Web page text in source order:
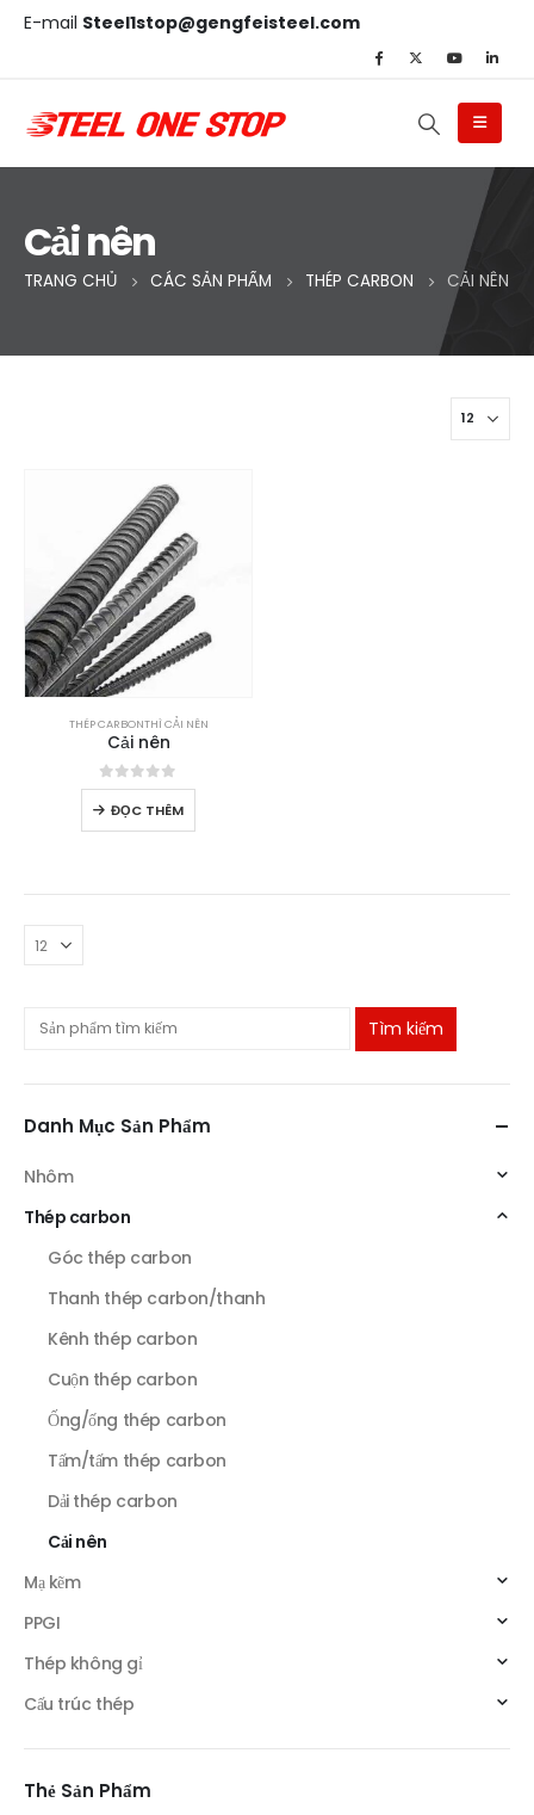
E-mail Steel1stop@gengfeisteel.com
Cải nên
TRANG CHỦ CÁC SẢN PHẨM THÉP CARBON CẢI NÊN
THÉP CARBONTHÌCẢI NÊN
Cải nên
0trong số 5
ĐỌC THÊM
Tìm kiếm
Danh Mục Sản Phẩm
Nhôm
Thép carbon
Góc thép carbon
Thanh thép carbon/thanh
Kênh thép carbon
Cuộn thép carbon
Ống/ống thép carbon
Tấm/tấm thép carbon
Dải thép carbon
Cải nên
Mạ kẽm
PPGI
Thép không gỉ
Cấu trúc thép
Thẻ Sản Phẩm